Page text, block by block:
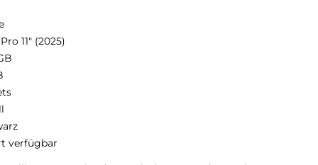
11" (2025)
verfügbar